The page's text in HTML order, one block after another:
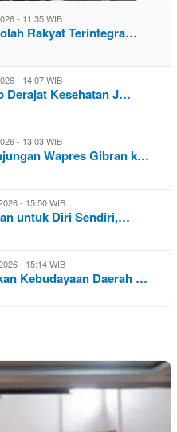
- 11:35 WIB
Rakyat Terintegra…
- 14:07 WIB
Derajat Kesehatan J…
- 13:03 WIB
Wapres Gibran k…
- 15:50 WIB
untuk Diri Sendiri,…
- 15:14 WIB
Kebudayaan Daerah …